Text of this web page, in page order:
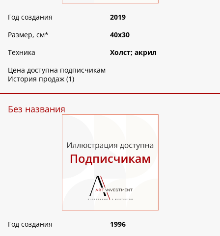
Год создания
2019
Размер, см*
40х30
Техника
Холст; акрил
Цена доступна подписчикам
История продаж (1)
Без названия
Год создания
1996